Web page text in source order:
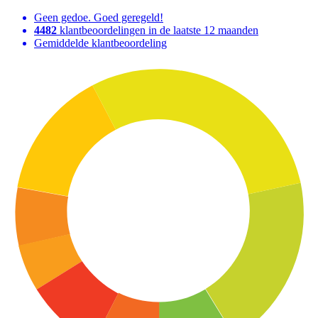
Geen gedoe. Goed geregeld!
4482 klantbeoordelingen in de laatste 12 maanden
Gemiddelde klantbeoordeling